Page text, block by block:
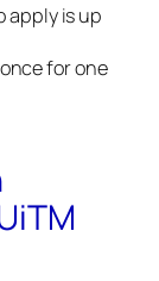
apply is up
for one